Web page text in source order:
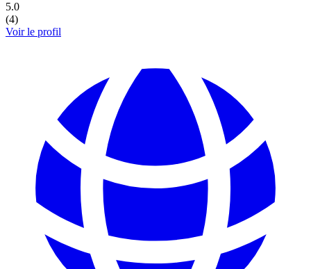
5.0
(4)
Voir le profil